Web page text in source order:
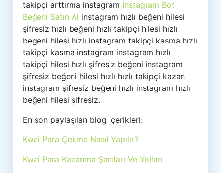
takipçi arttırma instagram İnstagram Bot
Beğeni Satın Al instagram hızlı beğeni hilesi
şifresiz hızlı beğeni hızlı takipçi hilesi hızlı
begeni hilesi hızlı instagram takipçi kasma hızlı
takipçi kasma instagram instagram hızlı
takipçi hilesi hızlı şifresiz beğeni instagram
şifresiz beğeni hilesi hızlı hızlı takipçi kazan
instagram şifresiz beğeni hızlı instagram hızlı
beğeni hilesi şifresiz.
En son paylaşılan blog içerikleri:
Kwai Para Çekme Nasıl Yapılır?
Kwai Para Kazanma Şartları Ve Yolları